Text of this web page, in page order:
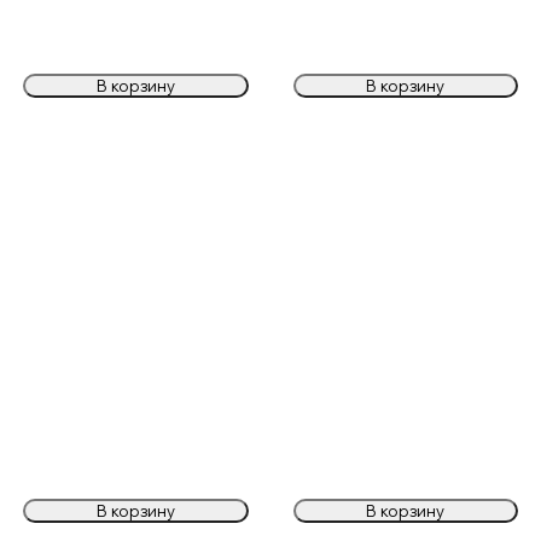
В корзину В корзину
В корзину В корзину